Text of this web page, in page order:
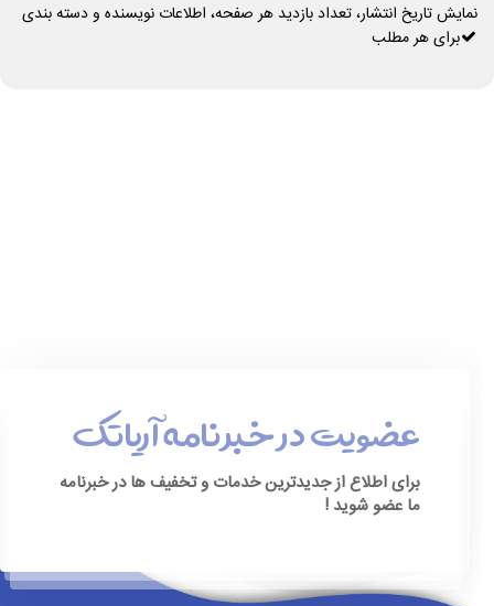
نمایش تاریخ انتشار، تعداد بازدید هر صفحه، اطلاعات نویسنده و دسته بندی
برای هر مطلب
عضویت در خبرنامه آریاتک
برای اطلاع از جدیدترین خدمات و تخفیف ها در خبرنامه
ما عضو شوید !